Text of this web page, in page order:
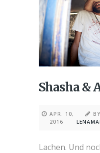
Shasha &
APR. 10,
2016
BY
Lachen. Und